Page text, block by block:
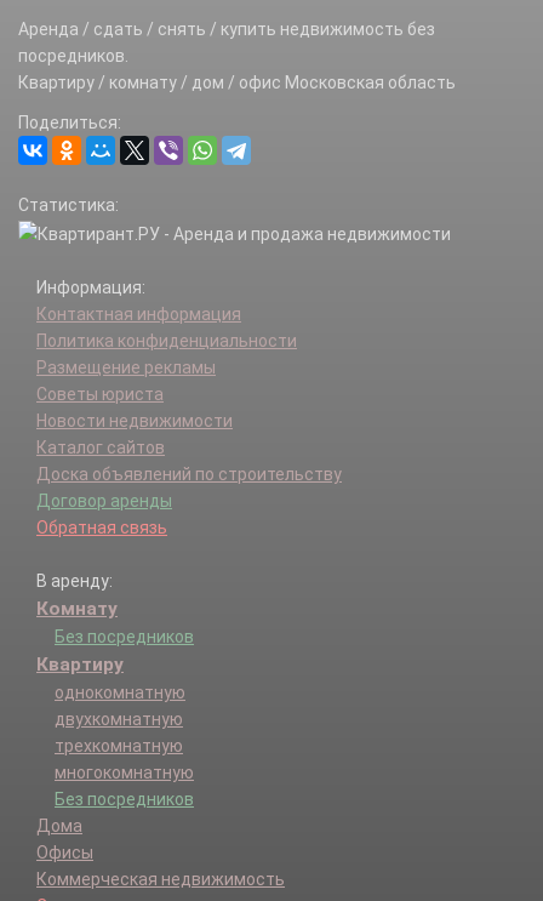
Аренда / сдать / снять / купить недвижимость без
посредников.
Квартиру / комнату / дом / офис Московская область
Поделиться:
Статистика:
Информация:
Контактная информация
Политика конфиденциальности
Размещение рекламы
Советы юриста
Новости недвижимости
Каталог сайтов
Доска объявлений по строительству
Договор аренды
Обратная связь
В аренду:
Комнату
Без посредников
Квартиру
однокомнатную
двухкомнатную
трехкомнатную
многокомнатную
Без посредников
Дома
Офисы
Коммерческая недвижимость